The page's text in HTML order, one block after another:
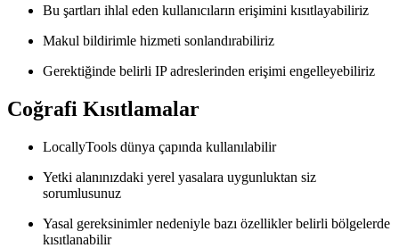
Bu şartları ihlal eden kullanıcıların erişimini kısıtlayabiliriz
Makul bildirimle hizmeti sonlandırabiliriz
Gerektiğinde belirli IP adreslerinden erişimi engelleyebiliriz
Coğrafi Kısıtlamalar
LocallyTools dünya çapında kullanılabilir
Yetki alanınızdaki yerel yasalara uygunluktan siz
sorumlusunuz
Yasal gereksinimler nedeniyle bazı özellikler belirli bölgelerde
kısıtlanabilir